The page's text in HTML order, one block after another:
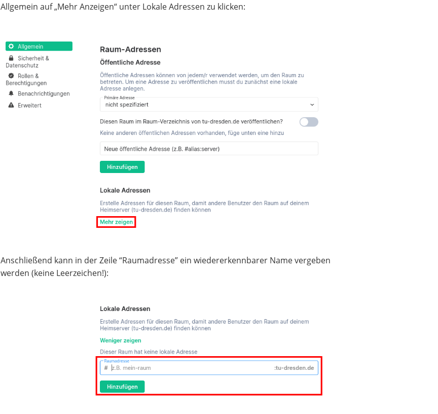
Allgemein auf „Mehr Anzeigen“ unter Lokale Adressen zu klicken:
Anschließend kann in der Zeile “Raumadresse” ein wiedererkennbarer Name vergeben
werden (keine Leerzeichen!):